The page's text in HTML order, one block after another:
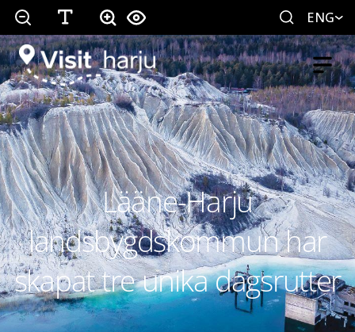
ENG
Lääne-Harju
landsbygdskommun har
skapat tre unika dagsrutter